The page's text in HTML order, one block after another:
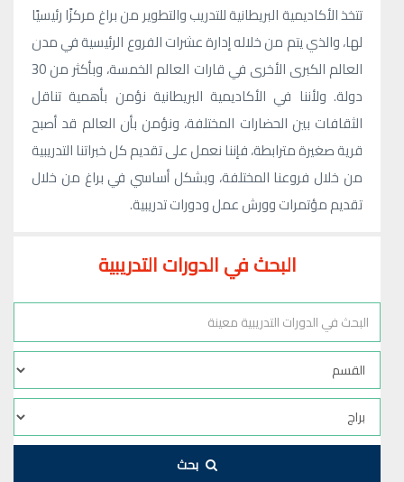
تتخذ الأكاديمية البريطانية للتدريب والتطوير من براغ مركزًا رئيسيًا
لها، والذي يتم من خلاله إدارة عشرات الفروع الرئيسية في مدن
العالم الكبرى الأخرى في قارات العالم الخمسة، وبأكثر من 30
دولة. ولأننا في الأكاديمية البريطانية نؤمن بأهمية تناقل
الثقافات بين الحضارات المختلفة، ونؤمن بأن العالم قد أصبح
قرية صغيرة مترابطة، فإننا نعمل على تقديم كل خبراتنا التدريبية
من خلال فروعنا المختلفة، وبشكل أساسي في براغ من خلال
تقديم مؤتمرات وورش عمل ودورات تدريبية.
البحث في الدورات التدريبية
بحث